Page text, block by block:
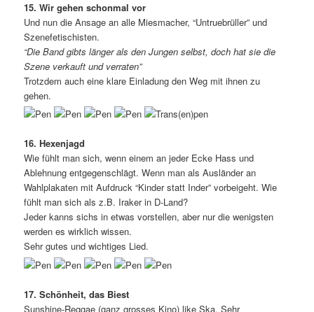
15. Wir gehen schonmal vor
Und nun die Ansage an alle Miesmacher, “Untruebrüller” und
Szenefetischisten.
“Die Band gibts länger als den Jungen selbst, doch hat sie die
Szene verkauft und verraten”
Trotzdem auch eine klare Einladung den Weg mit ihnen zu
gehen.
16. Hexenjagd
Wie fühlt man sich, wenn einem an jeder Ecke Hass und
Ablehnung entgegenschlägt. Wenn man als Ausländer an
Wahlplakaten mit Aufdruck “Kinder statt Inder” vorbeigeht. Wie
fühlt man sich als z.B. Iraker in D-Land?
Jeder kanns sichs in etwas vorstellen, aber nur die wenigsten
werden es wirklich wissen.
Sehr gutes und wichtiges Lied.
17. Schönheit, das Biest
Sunshine-Reggae (ganz grosses Kino) like Ska. Sehr